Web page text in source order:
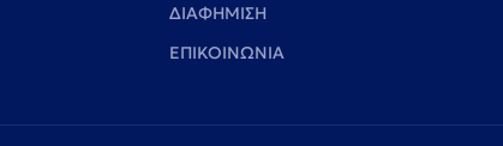
ΔΙΑΦΗΜΙΣΗ
ΕΠΙΚΟΙΝΩΝΙΑ